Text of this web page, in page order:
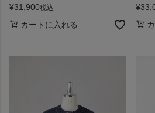
¥31,900税込
カートに入れる
¥